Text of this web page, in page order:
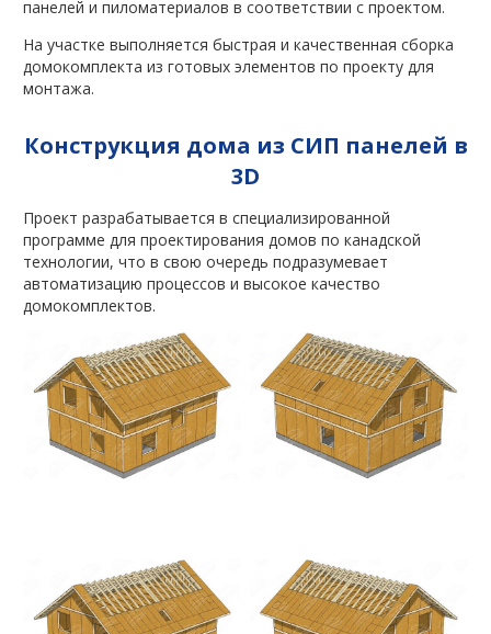
панелей и пиломатериалов в соответствии с проектом.
На участке выполняется быстрая и качественная сборка
домокомплекта из готовых элементов по проекту для
монтажа.
Конструкция дома из СИП панелей в
3D
Проект разрабатывается в специализированной
программе для проектирования домов по канадской
технологии, что в свою очередь подразумевает
автоматизацию процессов и высокое качество
домокомплектов.